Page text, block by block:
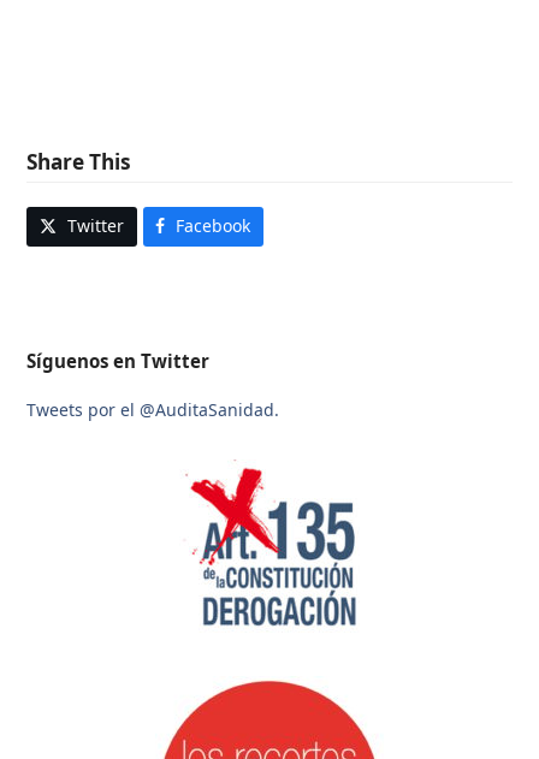
Share This
Twitter Facebook
Síguenos en Twitter
Tweets por el @AuditaSanidad.